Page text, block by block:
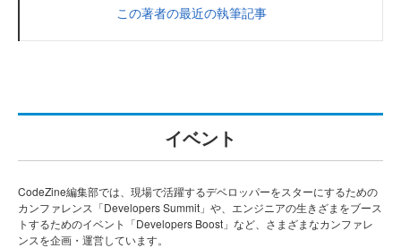
この著者の最近の執筆記事
イベント
CodeZine編集部では、現場で活躍するデベロッパーをスターにするための
カンファレンス「Developers Summit」や、エンジニアの生きざまをブース
トするためのイベント「Developers Boost」など、さまざまなカンファレ
ンスを企画・運営しています。